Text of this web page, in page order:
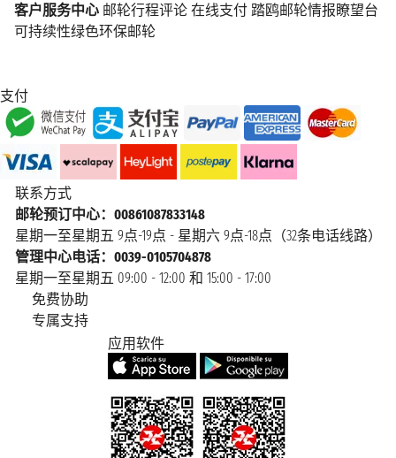
客户服务中心 邮轮行程评论 在线支付 踏鸥邮轮情报瞭望台
可持续性绿色环保邮轮
支付
联系方式
邮轮预订中心：00861087833148
星期一至星期五 9点-19点 - 星期六 9点-18点（32条电话线路）
管理中心电话：0039-0105704878
星期一至星期五 09:00 - 12:00 和 15:00 - 17:00
免费协助
专属支持
应用软件